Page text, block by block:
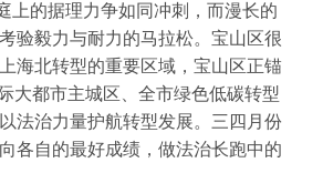
上的据理力争如同冲刺，而漫长的
验毅力与耐力的马拉松。宝山区很
海北转型的重要区域，宝山区正锚
大都市主城区、全市绿色低碳转型
法治力量护航转型发展。三四月份
各自的最好成绩，做法治长跑中的